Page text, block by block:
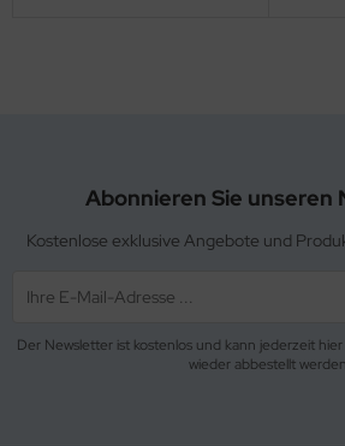
Abonnieren Sie unseren
Kostenlose exklusive Angebote und
Der Newsletter ist kostenlos und kann jederzeit
wieder abbestellt